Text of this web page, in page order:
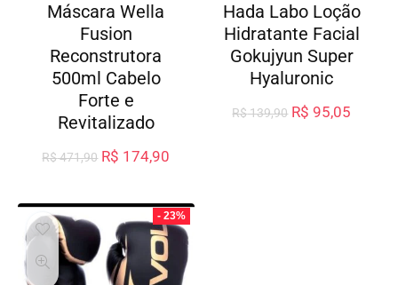
Máscara Wella
Fusion
Reconstrutora
500ml Cabelo
Forte e
Revitalizado
R$471,90 R$ 174,90
Hada Labo Loção
Hidratante Facial
Gokujyun Super
Hyaluronic
R$139,90 R$ 95,05
- 23%